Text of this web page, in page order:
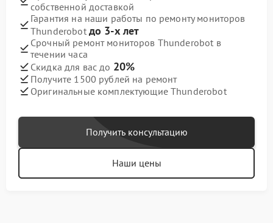
собственной доставкой
Гарантия на наши работы по ремонту мониторов
Thunderobot до 3-х лет
Срочный ремонт мониторов Thunderobot в
течении часа
Скидка для вас до 20%
Получите 1500 рублей на ремонт
Оригинальные комплектующие Thunderobot
Получить консультацию
Наши цены